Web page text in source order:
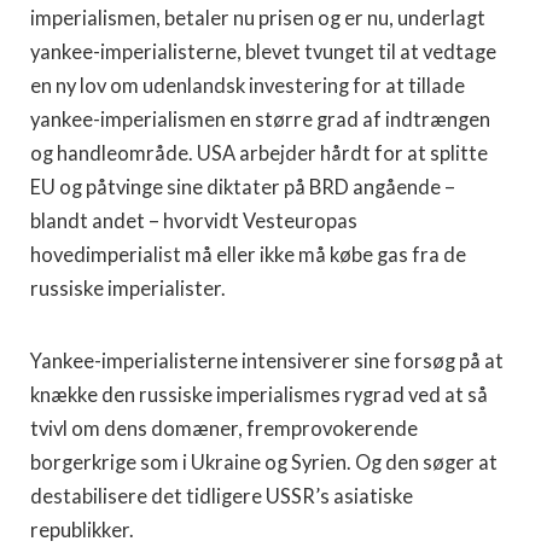
imperialismen, betaler nu prisen og er nu, underlagt
yankee-imperialisterne, blevet tvunget til at vedtage
en ny lov om udenlandsk investering for at tillade
yankee-imperialismen en større grad af indtrængen
og handleområde. USA arbejder hårdt for at splitte
EU og påtvinge sine diktater på BRD angående –
blandt andet – hvorvidt Vesteuropas
hovedimperialist må eller ikke må købe gas fra de
russiske imperialister.
Yankee-imperialisterne intensiverer sine forsøg på at
knække den russiske imperialismes rygrad ved at så
tvivl om dens domæner, fremprovokerende
borgerkrige som i Ukraine og Syrien. Og den søger at
destabilisere det tidligere USSR’s asiatiske
republikker.